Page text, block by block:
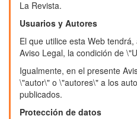
La Revista.
Usuarios y Autores
El que utilice esta Web
Aviso Legal, la condición de
Igualmente, en el presente
\"autor\" o \"autores\" a los
publicados.
Protección de datos